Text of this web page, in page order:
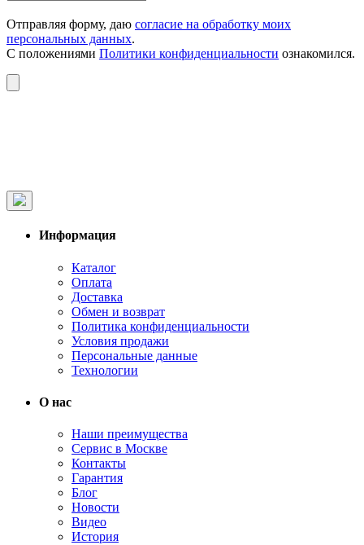
Отправляя форму, даю согласие на обработку моих
персональных данных.
С положениями Политики конфиденциальности ознакомился.
Информация
Каталог
Оплата
Доставка
Обмен и возврат
Политика конфиденциальности
Условия продажи
Персональные данные
Технологии
О нас
Наши преимущества
Сервис в Москве
Контакты
Гарантия
Блог
Новости
Видео
История